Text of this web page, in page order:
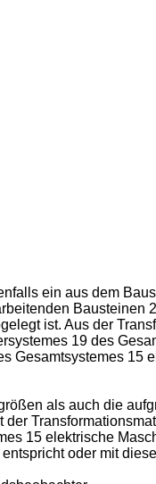
ein aus dem
Bausteinen
ist. Aus der
19 des
Gesamtsystemes 15
als auch die
15 elektrische
oder mit